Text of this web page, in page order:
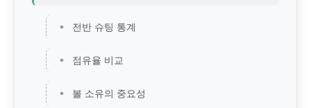
전반 슈팅 통계
점유율 비교
볼 소유의 중요성